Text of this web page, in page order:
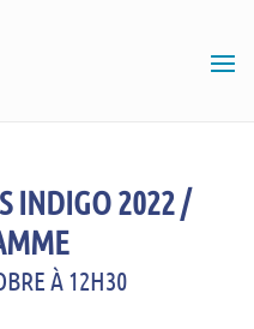
INDIGO 2022 /
À 12H30